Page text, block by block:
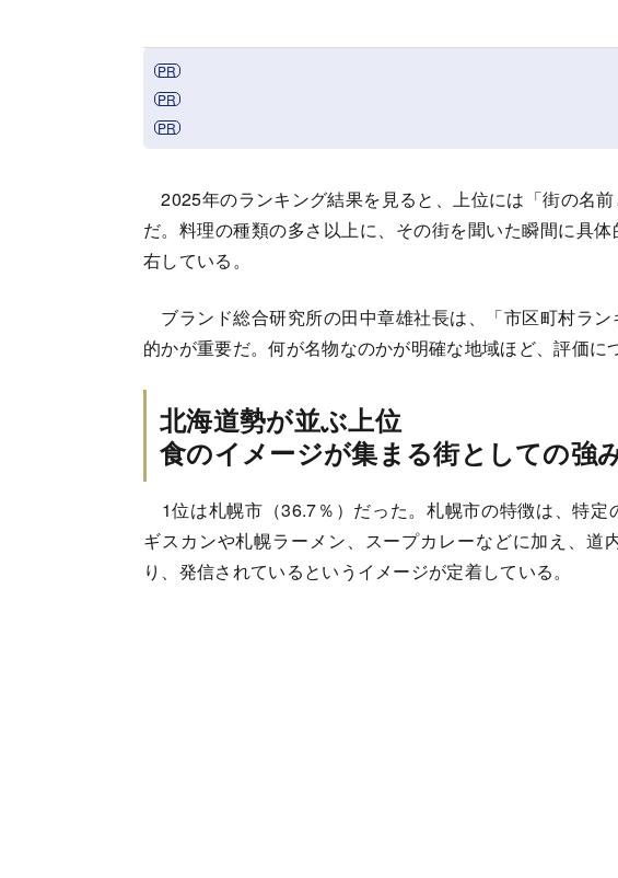
2025年のランキング結果を見ると、上位には「街の名
だ。料理の種類の多さ以上に、その街を聞いた瞬間に具
右している。
ブランド総合研究所の田中章雄社長は、「市区町村ラ
的かが重要だ。何が名物なのかが明確な地域ほど、評価に
北海道勢が並ぶ上位
食のイメージが集まる街としての強
1位は札幌市（36.7％）だった。札幌市の特徴は、特定
ギスカンや札幌ラーメン、スープカレーなどに加え、道
り、発信されているというイメージが定着している。